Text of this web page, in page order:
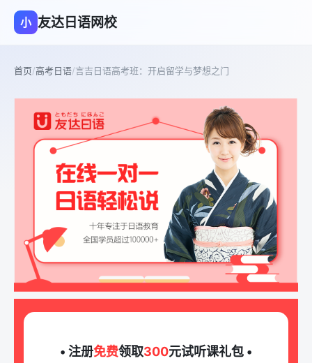
小 友达日语网校
首页/高考日语/言吉日语高考班：开启留学与梦想之门
• 注册免费领取300元试听课礼包 •